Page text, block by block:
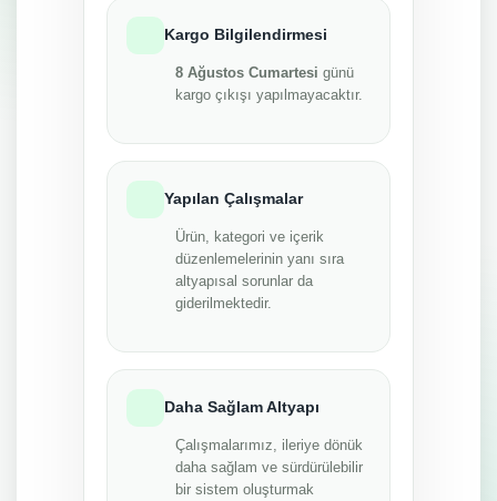
Kargo Bilgilendirmesi
8 Ağustos Cumartesi günü
kargo çıkışı yapılmayacaktır.
Yapılan Çalışmalar
Ürün, kategori ve içerik
düzenlemelerinin yanı sıra
altyapısal sorunlar da
giderilmektedir.
Daha Sağlam Altyapı
Çalışmalarımız, ileriye dönük
daha sağlam ve sürdürülebilir
bir sistem oluşturmak